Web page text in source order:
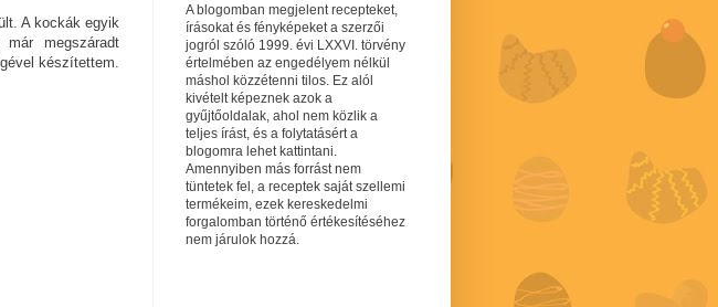
A kockák egyik
megszáradt
készítettem.
A blogomban megjelent recepteket,
írásokat és fényképeket a szerzői
jogról szóló 1999. évi LXXVI. törvény
értelmében az engedélyem nélkül
máshol közzétenni tilos. Ez alól
kivételt képeznek azok a
gyűjtőoldalak, ahol nem közlik a
teljes írást, és a folytatásért a
blogomra lehet kattintani.
Amennyiben más forrást nem
tüntetek fel, a receptek saját szellemi
termékeim, ezek kereskedelmi
forgalomban történő értékesítéséhez
nem járulok hozzá.